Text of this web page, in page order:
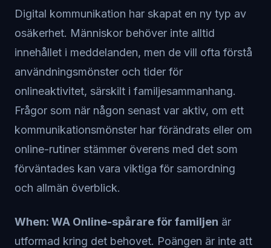
Digital kommunikation har skapat en ny typ av
osäkerhet. Människor behöver inte alltid
innehållet i meddelanden, men de vill ofta förstå
användningsmönster och tider för
onlineaktivitet, särskilt i familjesammanhang.
Frågor som när någon senast var aktiv, om ett
kommunikationsmönster har förändrats eller om
online-rutiner stämmer överens med det som
förväntades kan vara viktiga för samordning
och allmän överblick.
When: WA Online-spårare för familjen är
utformad kring det behovet. Poängen är inte att